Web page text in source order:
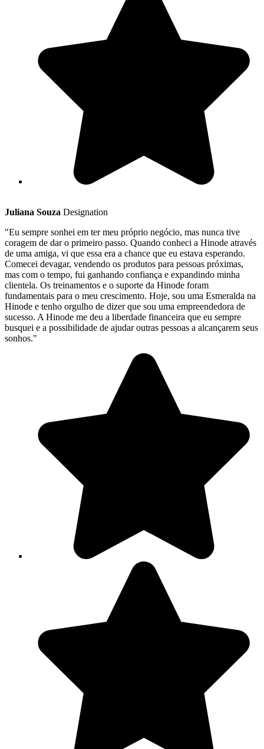
Juliana Souza Designation
"Eu sempre sonhei em ter meu próprio negócio, mas nunca tive
coragem de dar o primeiro passo. Quando conheci a Hinode através
de uma amiga, vi que essa era a chance que eu estava esperando.
Comecei devagar, vendendo os produtos para pessoas próximas,
mas com o tempo, fui ganhando confiança e expandindo minha
clientela. Os treinamentos e o suporte da Hinode foram
fundamentais para o meu crescimento. Hoje, sou uma Esmeralda na
Hinode e tenho orgulho de dizer que sou uma empreendedora de
sucesso. A Hinode me deu a liberdade financeira que eu sempre
busquei e a possibilidade de ajudar outras pessoas a alcançarem seus
sonhos."